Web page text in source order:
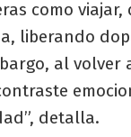
como
liberando
al
detalla.